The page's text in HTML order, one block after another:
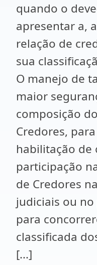
quando o
apresentar a,
relação de
sua
O manejo de
maior
composição
Credores,
habilitação de
participação
de Credores
judiciais ou
para
classificada
[...]